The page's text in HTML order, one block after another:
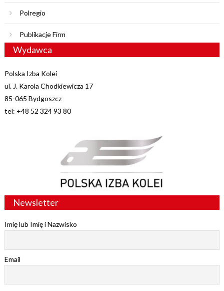
Polregio
Publikacje Firm
Wydawca
Polska Izba Kolei
ul. J. Karola Chodkiewicza 17
85-065 Bydgoszcz
tel: +48 52 324 93 80
Newsletter
Imię lub Imię i Nazwisko
Email